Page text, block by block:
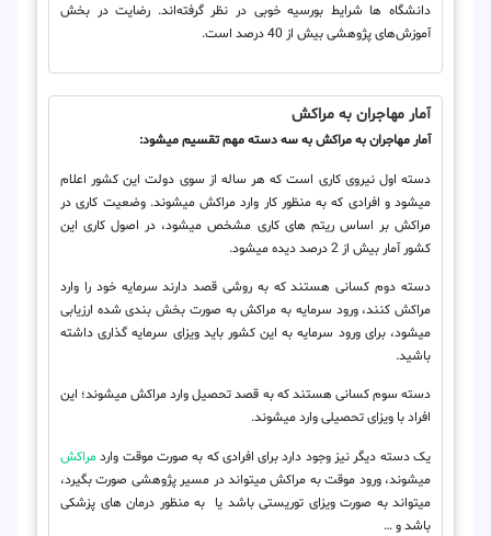
دانشگاه ها شرایط بورسیه خوبی در نظر گرفته‌اند. رضایت در بخش
آموزش‌های پژوهشی بیش از 40 درصد است.
آمار مهاجران به مراکش
آمار مهاجران به مراکش به سه دسته مهم تقسیم می‎شود:
دسته اول نیروی کاری است که هر ساله از سوی دولت این کشور اعلام
می‎شود و افرادی که به منظور کار وارد مراکش می‎شوند. وضعیت کاری در
مراکش بر اساس ریتم های کاری مشخص می‎شود، در اصول کاری این
کشور آمار بیش از 2 درصد دیده می‎شود.
دسته دوم کسانی هستند که به روشی قصد دارند سرمایه خود را وارد
مراکش کنند، ورود سرمایه به مراکش به صورت بخش بندی شده ارزیابی
می‎شود، برای ورود سرمایه به این کشور باید ویزای سرمایه گذاری داشته
باشید.
دسته سوم کسانی هستند که به قصد تحصیل وارد مراکش می‎شوند؛ این
افراد با ویزای تحصیلی وارد می‎شوند.
یک دسته دیگر نیز وجود دارد برای افرادی که به صورت موقت واردمراکش
می‎شوند، ورود موقت به مراکش می‎تواند در مسیر پژوهشی صورت بگیرد،
می‎تواند به صورت ویزای توریستی باشد یا به منظور درمان های پزشکی
باشد و …